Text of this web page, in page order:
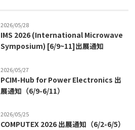
2026/05/28
IMS 2026 (International Microwave
Symposium) [6/9~11]出展通知
2026/05/27
PCIM-Hub for Power Electronics 出
展通知（6/9-6/11）
2026/05/25
COMPUTEX 2026 出展通知（6/2-6/5）